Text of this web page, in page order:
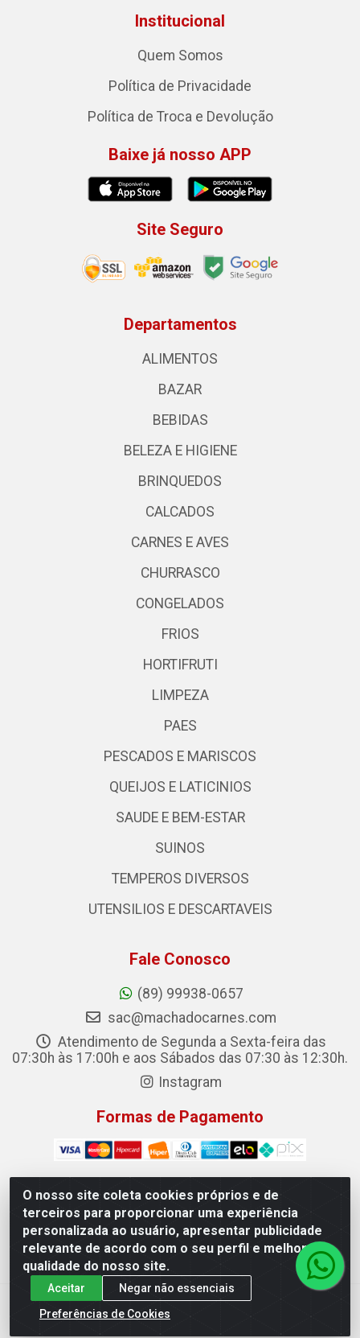
O nosso site coleta cookies próprios e de
terceiros para proporcionar uma experiência
personalizada ao usuário, apresentar publicidade
relevante de acordo com o seu perfil e melhorar a
qualidade do nosso site.
Aceitar
Negar não essenciais
Preferências de Cookies
Institucional
Quem Somos
Política de Privacidade
Política de Troca e Devolução
Baixe já nosso APP
Site Seguro
Departamentos
ALIMENTOS
BAZAR
BEBIDAS
BELEZA E HIGIENE
BRINQUEDOS
CALCADOS
CARNES E AVES
CHURRASCO
CONGELADOS
FRIOS
HORTIFRUTI
LIMPEZA
PAES
PESCADOS E MARISCOS
QUEIJOS E LATICINIOS
SAUDE E BEM-ESTAR
SUINOS
TEMPEROS DIVERSOS
UTENSILIOS E DESCARTAVEIS
Fale Conosco
(89) 99938-0657
sac@machadocarnes.com
Atendimento de Segunda a Sexta-feira das
07:30h às 17:00h e aos Sábados das 07:30 às 12:30h.
Instagram
Formas de Pagamento
Machado Carnes Distribuidora de Alimentos LTDA -
Logradouro: Avenida Candido Aleixo, 148 - Centro - Oeiras/PI
- CEP 64.500-000 - 31.391.008/0001-50